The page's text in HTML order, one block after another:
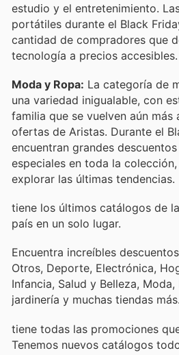
estudio y el entretenimiento.
portátiles durante el Black
cantidad de compradores que
tecnología a precios accesibles.
Moda y Ropa: La categoría de
una variedad inigualable, con
familia que se vuelven aún
ofertas de Aristas. Durante el
encuentran grandes
especiales en toda la
explorar las últimas tendencias.
tiene los últimos catálogos de
país en un solo lugar.
Encuentra increíbles
Otros, Deporte, Electrónica,
Infancia, Salud y Belleza,
jardinería y muchas tiendas más.
tiene todas las promociones
Tenemos nuevos catálogos